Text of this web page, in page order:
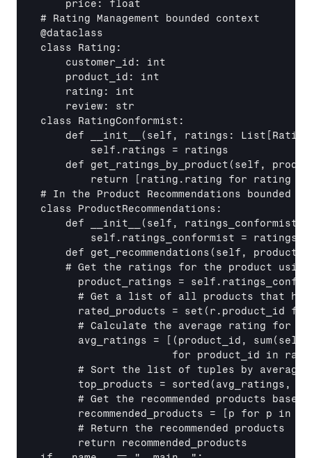
    price: float
# Rating Management bounded context
@dataclass
class Rating:
    customer_id: int
    product_id: int
    rating: int
    review: str
class RatingConformist:
    def
__init__ (self, ratings: List
        self.ratings = ratings
def get_ratings_by_product(self,
        return
[rating.rating for rating in
# In the Product Recommendations bounded
class ProductRecommendations:
    def
__init__
(self, ratings_conformist:
self.ratings_conformist =
def get_recommendations(self,
# Get the ratings for the product
product_ratings =
# Get a list of all products that
rated_products = set(r.product_id
# Calculate the average rating for
      avg_ratings =
[(product_id,
for product_id in
# Sort the list of tuples by average
top_products = sorted(avg_ratings,
# Get the recommended products based
recommended_products = [p for p in
      # Return the recommended products
      return recommended_products